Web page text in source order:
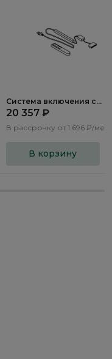
Система включения с
дистанционным пультом
20 357 ₽
В рассрочку от 1 696 ₽/
В корзину